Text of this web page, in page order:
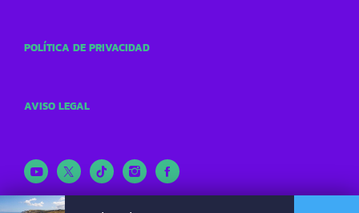
POLÍTICA DE PRIVACIDAD
AVISO LEGAL